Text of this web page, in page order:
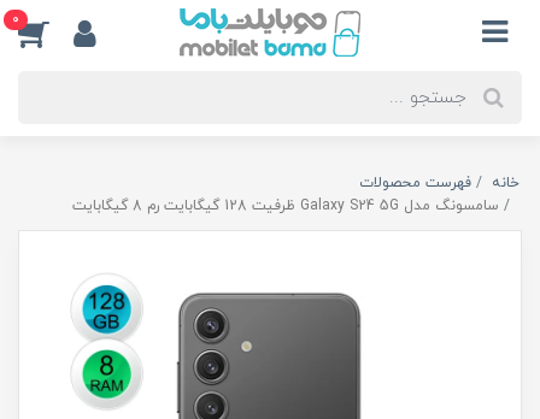
0
خانه
فهرست محصولات
سامسونگ مدل Galaxy S24 5G ظرفیت 128 گیگابایت رم 8 گیگابایت